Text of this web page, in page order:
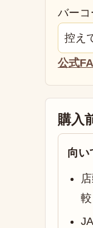
バーコ
控え
公式
購入
向い